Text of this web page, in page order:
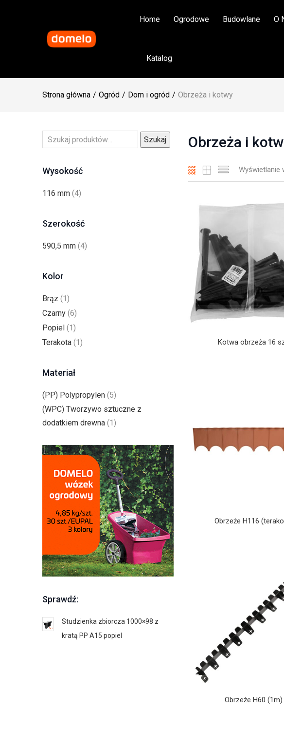
Home Ogrodowe Budowlane O
Katalog
Strona główna Ogród Dom i ogród Obrzeża i kotwy
Obrzeża i
Wyświetlanie
Kotwa obrzeża 16
Obrzeże H116
Obrzeże H60 (1m)
Szukaj
Wysokość
116 mm (4)
Szerokość
590,5 mm (4)
Kolor
Brąz (1)
Czarny (6)
Popiel (1)
Terakota (1)
Materiał
(PP) Polypropylen (5)
(WPC) Tworzywo sztuczne z
dodatkiem drewna (1)
Sprawdź:
Studzienka zbiorcza 1000×98 z
kratą PP A15 popiel
Krata wycieraczki PVC